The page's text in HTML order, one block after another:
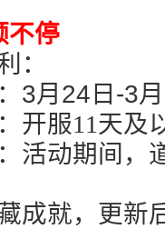
不停
：
3月24日-3
开服11天及
活动期间
成就，更新